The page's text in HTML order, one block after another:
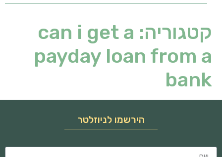
קטגוריה: can i get a
payday loan from a
bank
הירשמו לניוזלטר